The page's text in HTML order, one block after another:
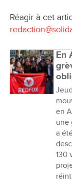
Réagir à cet
En
en
une
a
130